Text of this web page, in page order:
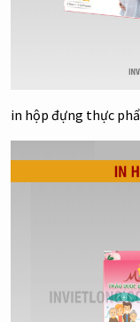
in hộp đựng thực